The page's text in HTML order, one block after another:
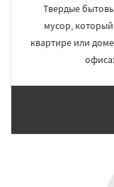
Твердые
мусор,
квартире или